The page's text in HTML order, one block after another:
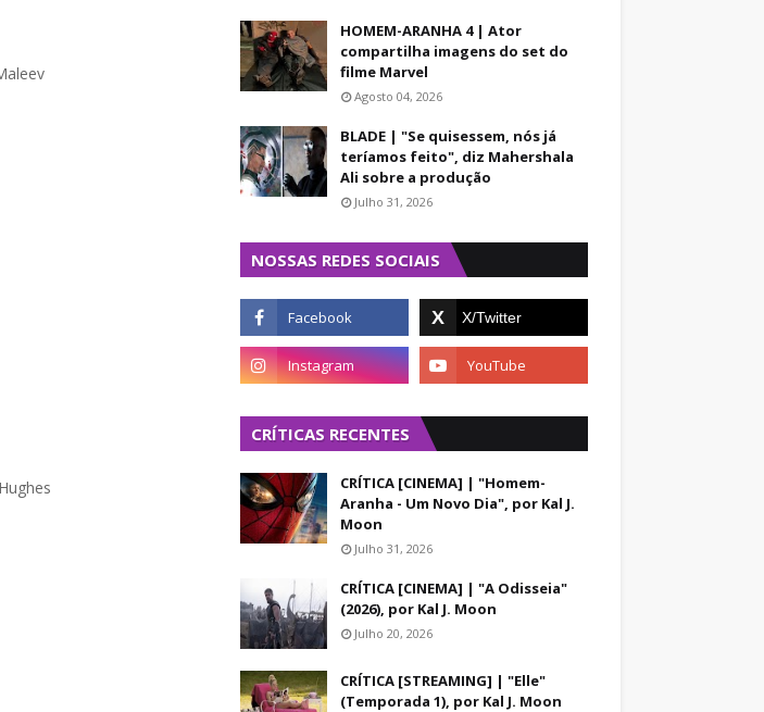
HOMEM-ARANHA 4 | Ator
compartilha imagens do set do
filme Marvel
Agosto 04, 2026
BLADE | "Se quisessem, nós já
teríamos feito", diz Mahershala
Ali sobre a produção
Julho 31, 2026
NOSSAS REDES SOCIAIS
CRÍTICAS RECENTES
CRÍTICA [CINEMA] | "Homem-
Aranha - Um Novo Dia", por Kal J.
Moon
Julho 31, 2026
CRÍTICA [CINEMA] | "A Odisseia"
(2026), por Kal J. Moon
Julho 20, 2026
CRÍTICA [STREAMING] | "Elle"
(Temporada 1), por Kal J. Moon